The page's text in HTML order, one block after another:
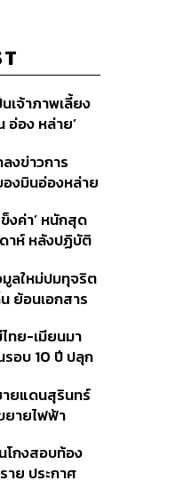
นเจ้าภาพเลี้ยง
อ่อง หล่าย’
งข่าวการ
องมินอ่องหล่าย
ตรงไปตรงมา
ห้เมียนมากลับ
ข็งค่า’ หนักสุด
าห์ หลังปฏิบัติ
น Standard
เปิดเป้าสิ้นปีนี้
มูลใหม่ปมทุจริต
ย้อนเอกสาร
บต่อเอี่ยว
รพา หรือไม่
ทย-เมียนมา
รอบ 10 ปี ปลุก
เรือน้ำลึก
ยแดนสุรินทร์
ายไฟฟ้า
ความมั่นคง
โกงสอบท้อง
าย ประกาศ